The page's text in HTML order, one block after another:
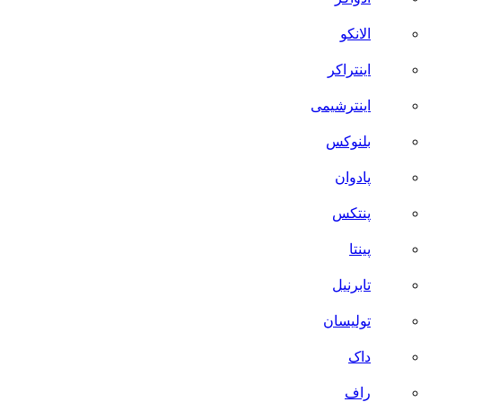
الانکو
اینتراکر
اینترشیمی
بلنوکس
پادوان
پنتکس
پینتا
تابرنیل
تولیسان
داک
راف